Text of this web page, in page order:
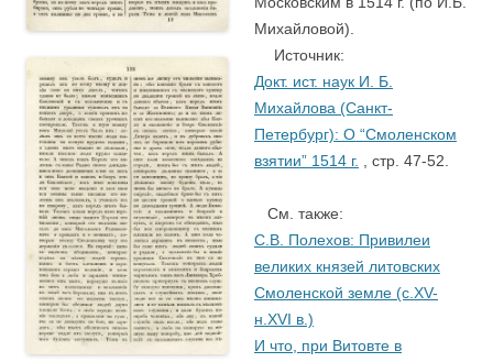
Михайловой).
Источник:
Докт. ист. наук И. Б.
Михайлова (Санкт-
Петербург): О “Смоленском
взятии” 1514 г.
стр. 47-52.
См. также:
С.В. Полехов: Привилеи
великих князей литовских
Смоленской земле (с.XV-
н.XVI в.)
И что, при Витовте в